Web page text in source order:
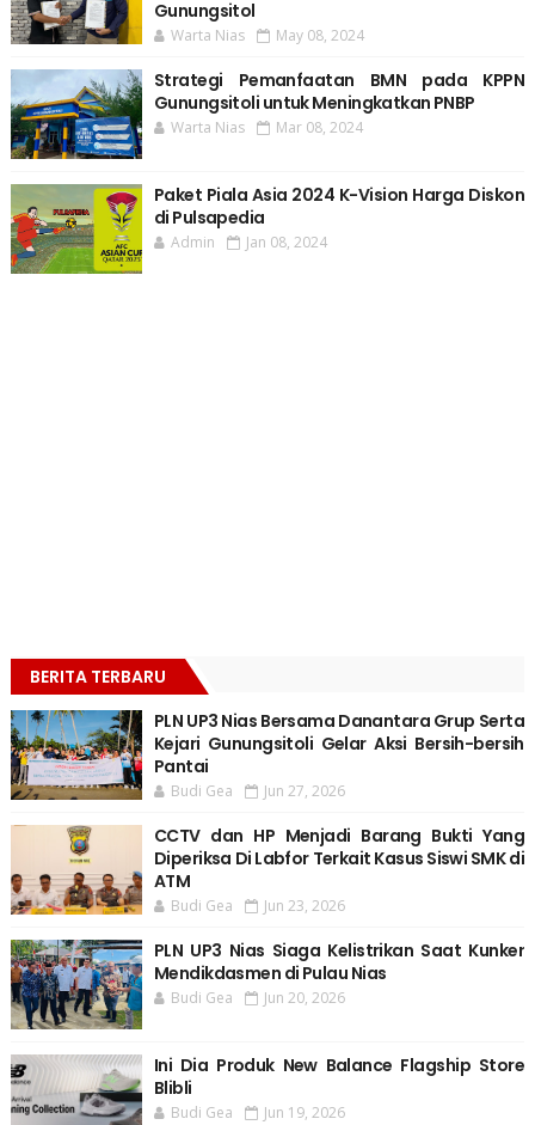
Gunungsitol
Warta Nias May 08, 2024
Strategi Pemanfaatan BMN pada KPPN
Gunungsitoli untuk Meningkatkan PNBP
Warta Nias Mar 08, 2024
Paket Piala Asia 2024 K-Vision Harga Diskon
di Pulsapedia
Admin Jan 08, 2024
BERITA TERBARU
PLN UP3 Nias Bersama Danantara Grup Serta
Kejari Gunungsitoli Gelar Aksi Bersih-bersih
Pantai
Budi Gea Jun 27, 2026
CCTV dan HP Menjadi Barang Bukti Yang
Diperiksa Di Labfor Terkait Kasus Siswi SMK di
ATM
Budi Gea Jun 23, 2026
PLN UP3 Nias Siaga Kelistrikan Saat Kunker
Mendikdasmen di Pulau Nias
Budi Gea Jun 20, 2026
Ini Dia Produk New Balance Flagship Store
Blibli
Budi Gea Jun 19, 2026